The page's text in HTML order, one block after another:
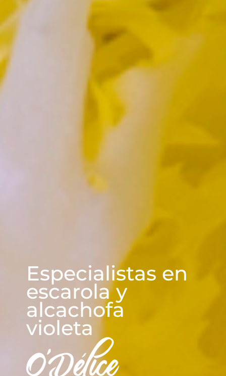
CUADRASPANIA
Especialistas en
escarola y
alcachofa
violeta